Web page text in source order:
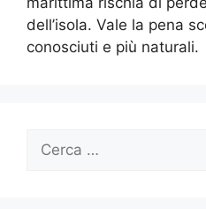
dell’isola. Vale la pena
conosciuti e più naturali.
per: